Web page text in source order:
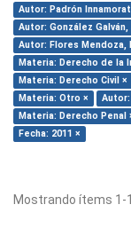
Autor: Padrón
Autor: González
Autor: Flores Mendoza,
Materia: Derecho de la
Materia: Derecho Civil ×
Materia: Otro ×
Materia: Derecho Penal
Fecha: 2011 ×
Mostrando ítems 1-